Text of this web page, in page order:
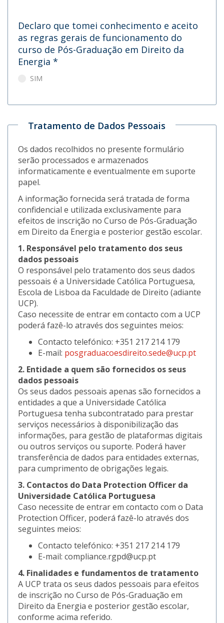
Declaro que tomei conhecimento e aceito
as regras gerais de funcionamento do
curso de Pós-Graduação em Direito da
Energia *
SIM
Tratamento de Dados Pessoais
Os dados recolhidos no presente formulário
serão processados e armazenados
informaticamente e eventualmente em suporte
papel.
A informação fornecida será tratada de forma
confidencial e utilizada exclusivamente para
efeitos de inscrição no Curso de Pós-Graduação
em Direito da Energia e posterior gestão escolar.
1. Responsável pelo tratamento dos seus
dados pessoais
O responsável pelo tratamento dos seus dados
pessoais é a Universidade Católica Portuguesa,
Escola de Lisboa da Faculdade de Direito (adiante
UCP).
Caso necessite de entrar em contacto com a UCP
poderá fazê-lo através dos seguintes meios:
Contacto telefónico: +351 217 214 179
E-mail: posgraduacoesdireito.sede@ucp.pt
2. Entidade a quem são fornecidos os seus
dados pessoais
Os seus dados pessoais apenas são fornecidos a
entidades a que a Universidade Católica
Portuguesa tenha subcontratado para prestar
serviços necessários à disponibilização das
informações, para gestão de plataformas digitais
ou outros serviços ou suporte. Poderá haver
transferência de dados para entidades externas,
para cumprimento de obrigações legais.
3. Contactos do Data Protection Officer da
Universidade Católica Portuguesa
Caso necessite de entrar em contacto com o Data
Protection Officer, poderá fazê-lo através dos
seguintes meios:
Contacto telefónico: +351 217 214 179
E-mail: compliance.rgpd@ucp.pt
4. Finalidades e fundamentos de tratamento
A UCP trata os seus dados pessoais para efeitos
de inscrição no Curso de Pós-Graduação em
Direito da Energia e posterior gestão escolar,
conforme acima referido.